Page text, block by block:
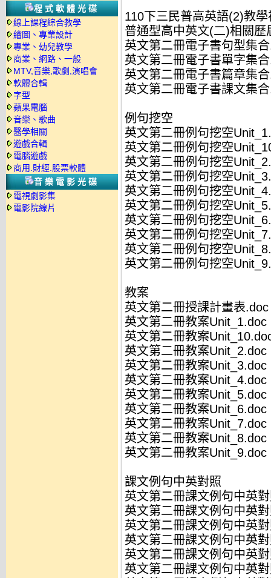
程式軟體光碟
線上課程綜合教學
繪圖、專業設計
專業、幼兒教學
商業、網路、一般
MTV,音樂,歌劇,演唱會
軟體合輯
字型
蘋果電腦
音樂、歌曲
醫學相關
遊戲合輯
電腦遊戲
商用.財經.股票軟體
音樂電影光碟
電視劇影集
電影院線片
110下三民普高英語(2)教
普通型高中英文(二)相關歷
英文第二冊電子書句型集
英文第二冊電子書單字集
英文第二冊電子書篇章集
英文第二冊電子書課文集
例句挖空
英文第二冊例句挖空
英文第二冊例句挖空
英文第二冊例句挖空
英文第二冊例句挖空
英文第二冊例句挖空
英文第二冊例句挖空
英文第二冊例句挖空
英文第二冊例句挖空
英文第二冊例句挖空
英文第二冊例句挖空
教案
英文第二冊授課計畫表.doc
英文第二冊教案Unit_1.doc
英文第二冊教案
英文第二冊教案Unit_2.doc
英文第二冊教案Unit_3.doc
英文第二冊教案Unit_4.doc
英文第二冊教案Unit_5.doc
英文第二冊教案Unit_6.doc
英文第二冊教案Unit_7.doc
英文第二冊教案Unit_8.doc
英文第二冊教案Unit_9.doc
課文例句中英對照
英文第二冊課文例句中英
英文第二冊課文例句中英
英文第二冊課文例句中英
英文第二冊課文例句中英
英文第二冊課文例句中英
英文第二冊課文例句中英